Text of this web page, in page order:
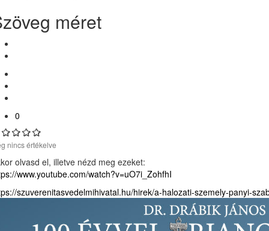
méret
0
nincs értékelve
olvasd el, illetve nézd meg ezeket:
www.youtube.com/watch?v=uO7i_ZohfhI
szuverenitasvedelmihivatal.hu/hirek/a-halozati-szemely-panyi-